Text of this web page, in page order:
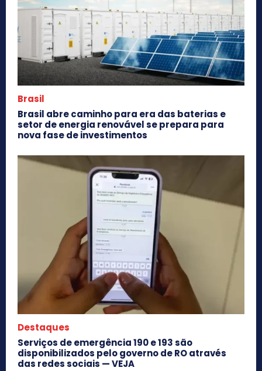
Brasil
Brasil abre caminho para era das baterias e
setor de energia renovável se prepara para
nova fase de investimentos
Destaques
Serviços de emergência 190 e 193 são
disponibilizados pelo governo de RO através
das redes sociais — VEJA